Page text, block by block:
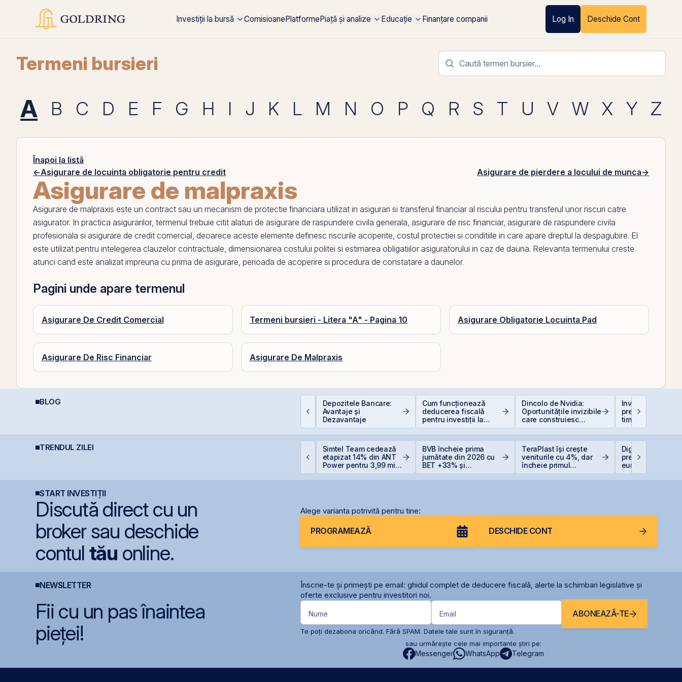
Investiții la bursă ComisioanePlatformePiață și analize Educație Finanțare companii Log In Deschide Cont
Termeni bursieri
A B C D E F G H I J K L M N O P Q R S T U V W X Y Z
Înapoi la listă
←Asigurare de locuinta obligatorie pentru credit Asigurare de pierdere a locului de munca→
Asigurare de malpraxis
Asigurare de malpraxis este un contract sau un mecanism de protectie financiara utilizat in asigurari si transferul financiar al riscului pentru transferul unor riscuri catre
asigurator. In practica asigurarilor, termenul trebuie citit alaturi de asigurare de raspundere civila generala, asigurare de risc financiar, asigurare de raspundere civila
profesionala si asigurare de credit comercial, deoarece aceste elemente definesc riscurile acoperite, costul protectiei si conditiile in care apare dreptul la despagubire. El
este utilizat pentru intelegerea clauzelor contractuale, dimensionarea costului politei si estimarea obligatiilor asiguratorului in caz de dauna. Relevanta termenului creste
atunci cand este analizat impreuna cu prima de asigurare, perioada de acoperire si procedura de constatare a daunelor.
Pagini unde apare termenul
Asigurare De Credit Comercial Termeni bursieri - Litera "A" - Pagina 10 Asigurare Obligatorie Locuinta Pad
Asigurare De Risc Financiar Asigurare De Malpraxis
BLOG
REIT-urile de
Depozitele Bancare:
Avantaje și
Dezavantaje
Cum funcționează
deducerea fiscală
pentru investiții la
bursă
Dincolo de Nvidia:
Oportunitățile invizibile
care construiesc
viitorul AI
Investiții la 50+
prea târziu sau
timp?
TRENDUL ZILEI
TTS finalizează
Simtel Team cedează
etapizat 14% din ANT
Power pentru 3,99 mil.
BVB încheie prima
jumătate din 2026 cu
BET +33% și
TeraPlast își crește
veniturile cu 4%, dar
încheie primul
Digi Spain
prețul IPO la 5,60
euro/acțiune
START INVESTIȚII
Discută direct cu un
broker sau deschide
contul tău online.
Alege varianta potrivită pentru tine:
PROGRAMEAZĂ DESCHIDE CONT
NEWSLETTER
Înscrie-te și primești pe email: ghidul complet de deducere fiscală, alerte la schimbari legislative și
oferte exclusive pentru investitori noi.
Fii cu un pas înaintea
pieței!
Nume Email ABONEAZĂ-TE
Te poți dezabona oricând. Fără SPAM. Datele tale sunt în siguranță.
sau urmărește cele mai importante știri pe:
Messenger WhatsApp Telegram